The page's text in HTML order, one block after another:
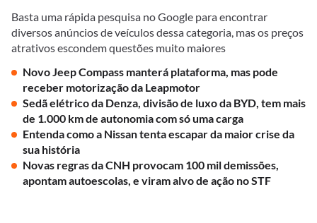
Basta uma rápida pesquisa no Google para encontrar
diversos anúncios de veículos dessa categoria, mas os preços
atrativos escondem questões muito maiores
Novo Jeep Compass manterá plataforma, mas pode
receber motorização da Leapmotor
Sedã elétrico da Denza, divisão de luxo da BYD, tem mais
de 1.000 km de autonomia com só uma carga
Entenda como a Nissan tenta escapar da maior crise da
sua história
Novas regras da CNH provocam 100 mil demissões,
apontam autoescolas, e viram alvo de ação no STF